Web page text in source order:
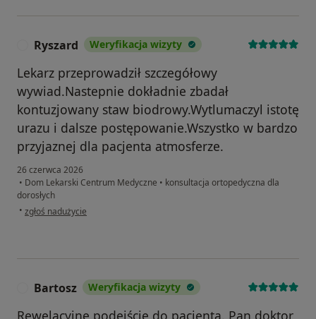
Ryszard Weryfikacja wizyty
Lekarz przeprowadził szczegółowy
wywiad.Nastepnie dokładnie zbadał
kontuzjowany staw biodrowy.Wytlumaczyl istotę
urazu i dalsze postępowanie.Wszystko w bardzo
przyjaznej dla pacjenta atmosferze.
26 czerwca 2026
• Dom Lekarski Centrum Medyczne • konsultacja ortopedyczna dla
dorosłych
• w opinii użytkownika Ryszard
zgłoś nadużycie
Bartosz Weryfikacja wizyty